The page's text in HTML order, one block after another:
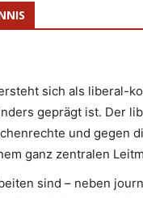
sich als liberal-
geprägt ist. Der
und gegen
ganz zentralen
sind – neben